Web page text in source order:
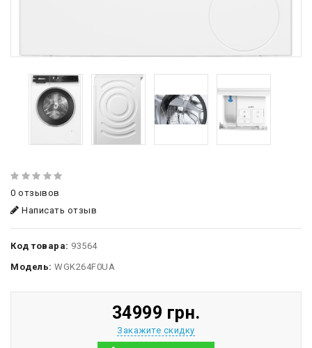
0 отзывов
Написать отзыв
Код товара: 93564
Модель: WGK264F0UA
34999 грн.
Закажите скидку